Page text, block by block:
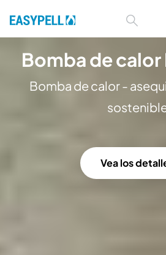
Caldera de
Caldera de pellets de
asequible y
Vea los
Bomba de calor
Bomba de calor -
Vea los
Caldera